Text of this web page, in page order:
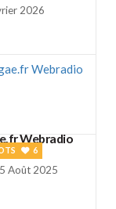
2026
Webradio
6
Août 2025